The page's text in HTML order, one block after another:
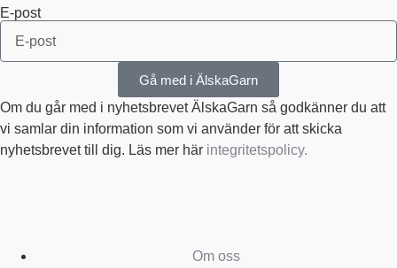
E-post
Gå med i ÄlskaGarn
Om du går med i nyhetsbrevet ÄlskaGarn så godkänner du att
vi samlar din information som vi använder för att skicka
nyhetsbrevet till dig. Läs mer här integritetspolicy.
Om oss